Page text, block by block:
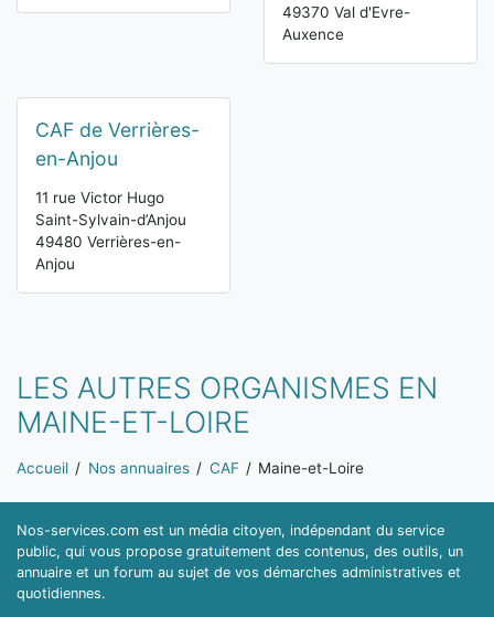
49370 Val d'Evre-
Auxence
CAF de Verrières-
en-Anjou
11 rue Victor Hugo
Saint-Sylvain-d’Anjou
49480 Verrières-en-
Anjou
LES AUTRES ORGANISMES EN
MAINE-ET-LOIRE
Vous êtes ici:
Accueil Nos annuaires CAF Maine-et-Loire
Nos-services.com est un média citoyen, indépendant du service
public, qui vous propose gratuitement des contenus, des outils, un
annuaire et un forum au sujet de vos démarches administratives et
quotidiennes.